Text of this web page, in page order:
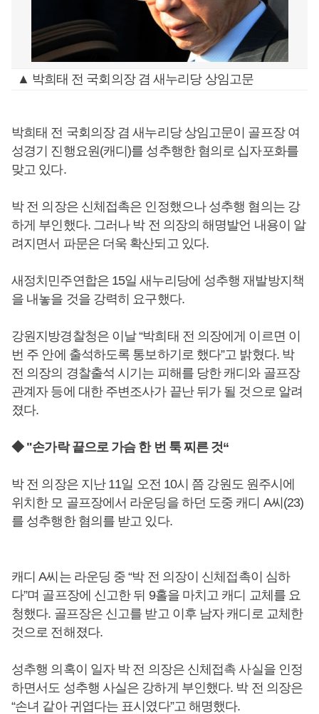
▲ 박희태 전 국회의장 겸 새누리당 상임고문
박희태 전 국회의장 겸 새누리당 상임고문이 골프장 여
성경기 진행요원(캐디)를 성추행한 혐의로 십자포화를
맞고 있다.
박 전 의장은 신체접촉은 인정했으나 성추행 혐의는 강
하게 부인했다. 그러나 박 전 의장의 해명발언 내용이 알
려지면서 파문은 더욱 확산되고 있다.
새정치민주연합은 15일 새누리당에 성추행 재발방지책
을 내놓을 것을 강력히 요구했다.
강원지방경찰청은 이날 “박희태 전 의장에게 이르면 이
번 주 안에 출석하도록 통보하기로 했다”고 밝혔다. 박
전 의장의 경찰출석 시기는 피해를 당한 캐디와 골프장
관계자 등에 대한 주변조사가 끝난 뒤가 될 것으로 알려
졌다.
◆ "손가락 끝으로 가슴 한 번 툭 찌른 것“
박 전 의장은 지난 11일 오전 10시 쯤 강원도 원주시에
위치한 모 골프장에서 라운딩을 하던 도중 캐디 A씨(23)
를 성추행한 혐의를 받고 있다.
캐디 A씨는 라운딩 중 “박 전 의장이 신체접촉이 심하
다”며 골프장에 신고한 뒤 9홀을 마치고 캐디 교체를 요
청했다. 골프장은 신고를 받고 이후 남자 캐디로 교체한
것으로 전해졌다.
성추행 의혹이 일자 박 전 의장은 신체접촉 사실을 인정
하면서도 성추행 사실은 강하게 부인했다. 박 전 의장은
“손녀 같아 귀엽다는 표시였다”고 해명했다.